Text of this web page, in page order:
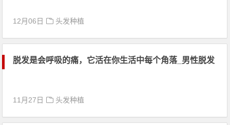
12月06日 头发种植
脱发是会呼吸的痛，它活在你生活中每个角落_男性脱发
11月27日 头发种植